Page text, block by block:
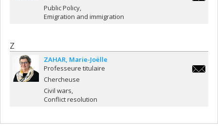
Public Policy
Emigration and immigration
Z
ZAHAR Marie-Joëlle
Professeure titulaire
Chercheuse
Civil wars
Conflict resolution